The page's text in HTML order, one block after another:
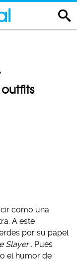
como una
A este
por su papel
Slayer . Pues
el humor de